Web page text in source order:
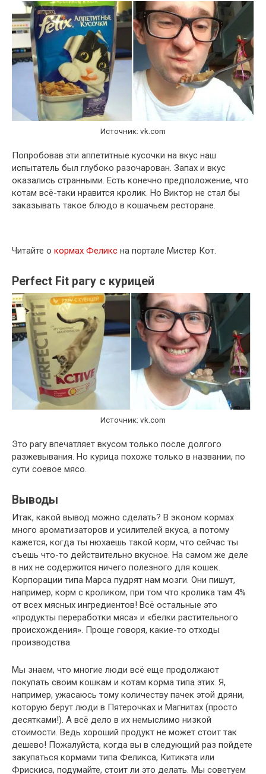
Источник: vk.com
Попробовав эти аппетитные кусочки на вкус наш
испытатель был глубоко разочарован. Запах и вкус
оказались странными. Есть конечно предположение, что
котам всё-таки нравится кролик. Но Виктор не стал бы
заказывать такое блюдо в кошачьем ресторане.
Читайте о кормах Феликс на портале Мистер Кот.
Perfect Fit рагу с курицей
Источник: vk.com
Это рагу впечатляет вкусом только после долгого
разжевывания. Но курица похоже только в названии, по
сути соевое мясо.
Выводы
Итак, какой вывод можно сделать? В эконом кормах
много ароматизаторов и усилителей вкуса, а потому
кажется, когда ты нюхаешь такой корм, что сейчас ты
съешь что-то действительно вкусное. На самом же деле
в них не содержится ничего полезного для кошек.
Корпорации типа Марса пудрят нам мозги. Они пишут,
например, корм с кроликом, при том что кролика там 4%
от всех мясных ингредиентов! Всё остальные это
«продукты переработки мяса» и «белки растительного
происхождения». Проще говоря, какие-то отходы
производства.
Мы знаем, что многие люди всё еще продолжают
покупать своим кошкам и котам корма типа этих. Я,
например, ужасаюсь тому количеству пачек этой дряни,
которую берут люди в Пятерочках и Магнитах (просто
десятками!). А всё дело в их немыслимо низкой
стоимости. Ведь хороший продукт не может стоит так
дешево! Пожалуйста, когда вы в следующий раз пойдете
закупаться кормами типа Феликса, Китикэта или
Фрискиса, подумайте, стоит ли это делать. Мы советуем